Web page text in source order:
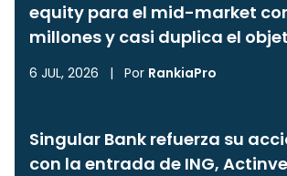
equity para el mid-market
millones y casi duplica el
6 JUL, 2026 | Por RankiaPro
Singular Bank refuerza su
con la entrada de ING,